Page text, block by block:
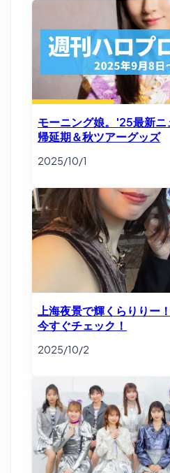
モーニング娘。'25最新ニ
帰延期＆秋ツアーグッズ
2025/10/1
上海夜景で輝くらりりー
今すぐチェック！
2025/10/2